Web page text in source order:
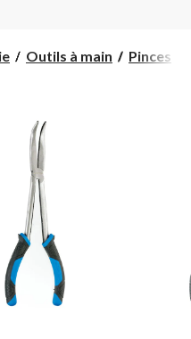
Outils à main Pinces